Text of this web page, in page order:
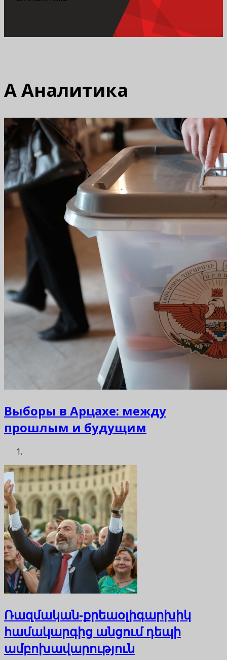
ААналитика
Выборы в Арцахе: между
прошлым и будущим
Ռազմական-քրեաօլիգարխիկ
համակարգից անցում դեպի
ամբոխավարություն